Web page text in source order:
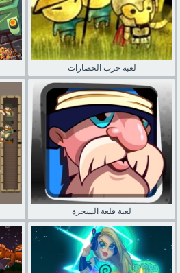
لعبة حرب الحضارات
لعبة قلعة السحرة